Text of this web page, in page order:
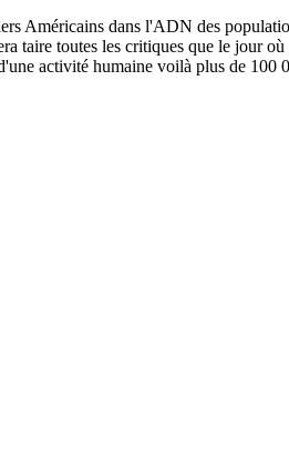
Américains dans l'ADN des
taire toutes les critiques que le jour
activité humaine voilà plus de 100